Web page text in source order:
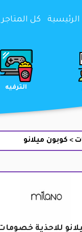
الرئيسية كل المتاجر
التعليم
> كوبون ميلانو